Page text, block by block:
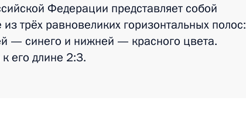
Федерации представляет собой
трёх равновеликих горизонтальных полос:
— синего и нижней — красного цвета.
его длине 2:3.